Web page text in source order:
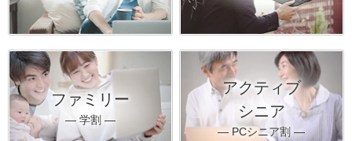
ファミリー
― 学割 ―
アクティブ
シニア
― PCシニア割 ―